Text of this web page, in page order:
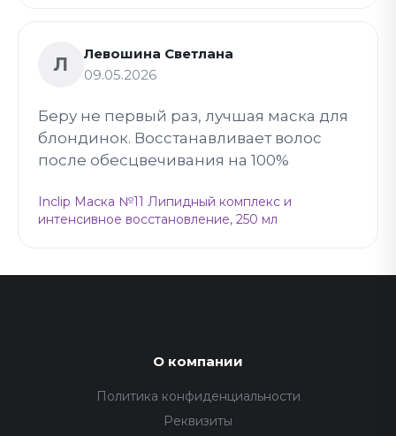
Л
Левошина Светлана
09.05.2026
Беру не первый раз, лучшая маска для
блондинок. Восстанавливает волос
после обесцвечивания на 100%
Inclip Маска №11 Липидный комплекс и
интенсивное восстановление, 250 мл
О компании
Политика конфиденциальности
Реквизиты